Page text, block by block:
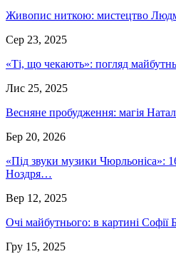
Живопис ниткою: мистецтво
Сер 23, 2025
«Ті, що чекають»: погляд
Лис 25, 2025
Весняне пробудження: магія
Бер 20, 2026
«Під звуки музики Чюрльоніса»:
Ноздря…
Вер 12, 2025
Очі майбутнього: в картині Софії
Гру 15, 2025